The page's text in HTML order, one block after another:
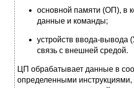
основной памяти (ОП), в
данные и команды;
устройств ввода-вывода
связь с внешней средой.
ЦП обрабатывает данные в
определенными